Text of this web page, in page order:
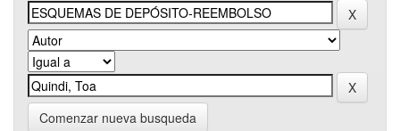
Comenzar nueva busqueda